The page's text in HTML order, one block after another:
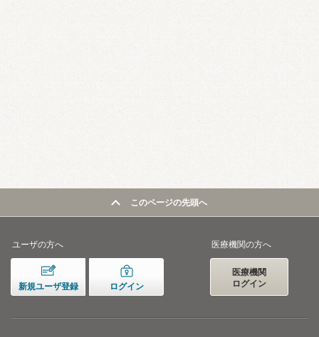
このページの先頭へ
ユーザの方へ
新規ユーザ登録 ログイン
医療機関の方へ
医療機関
ログイン